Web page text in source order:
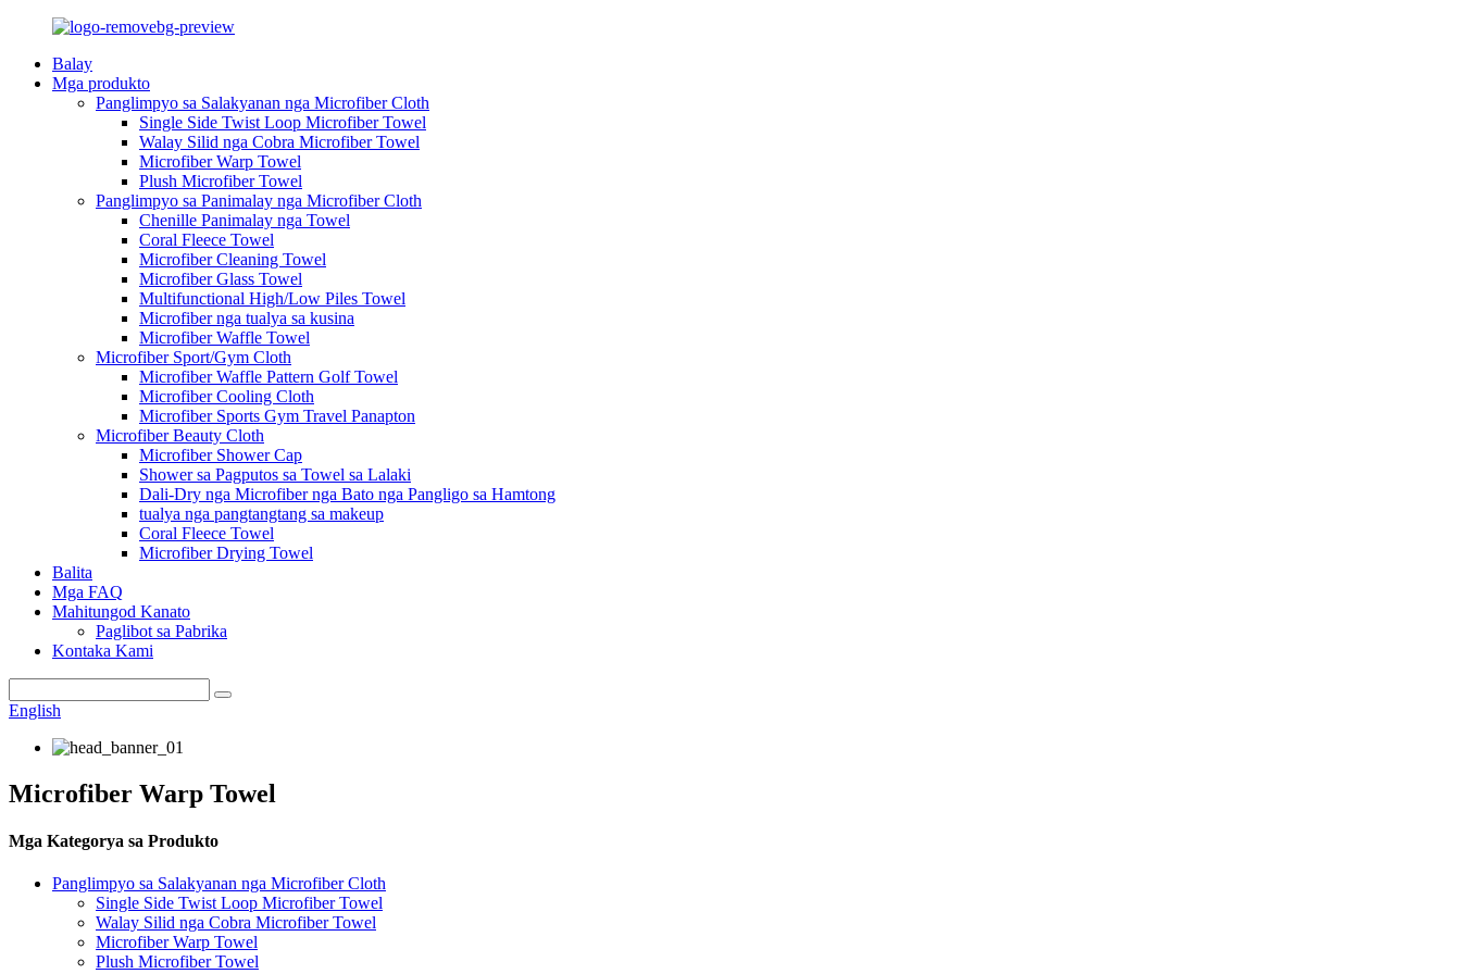
Balay
Mga produkto
Panglimpyo sa Salakyanan nga Microfiber Cloth
Single Side Twist Loop Microfiber Towel
Walay Silid nga Cobra Microfiber Towel
Microfiber Warp Towel
Plush Microfiber Towel
Panglimpyo sa Panimalay nga Microfiber Cloth
Chenille Panimalay nga Towel
Coral Fleece Towel
Microfiber Cleaning Towel
Microfiber Glass Towel
Multifunctional High/Low Piles Towel
Microfiber nga tualya sa kusina
Microfiber Waffle Towel
Microfiber Sport/Gym Cloth
Microfiber Waffle Pattern Golf Towel
Microfiber Cooling Cloth
Microfiber Sports Gym Travel Panapton
Microfiber Beauty Cloth
Microfiber Shower Cap
Shower sa Pagputos sa Towel sa Lalaki
Dali-Dry nga Microfiber nga Bato nga Pangligo sa Hamtong
tualya nga pangtangtang sa makeup
Coral Fleece Towel
Microfiber Drying Towel
Balita
Mga FAQ
Mahitungod Kanato
Paglibot sa Pabrika
Kontaka Kami
English
Microfiber Warp Towel
Mga Kategorya sa Produkto
Panglimpyo sa Salakyanan nga Microfiber Cloth
Single Side Twist Loop Microfiber Towel
Walay Silid nga Cobra Microfiber Towel
Microfiber Warp Towel
Plush Microfiber Towel